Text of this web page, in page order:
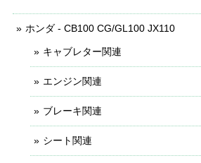
ホンダ - CB100 CG/GL100 JX110
キャブレター関連
エンジン関連
ブレーキ関連
シート関連